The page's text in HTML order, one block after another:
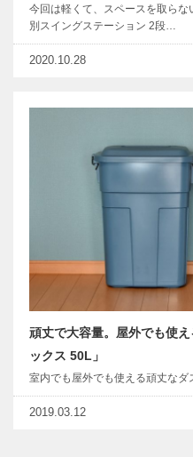
今回は軽くて、スペースを取ら
別スイングステーション 2段…
2020.10.28
頑丈で大容量。屋外でも使
ックス 50L」
室内でも屋外でも使える頑丈なダ
2019.03.12